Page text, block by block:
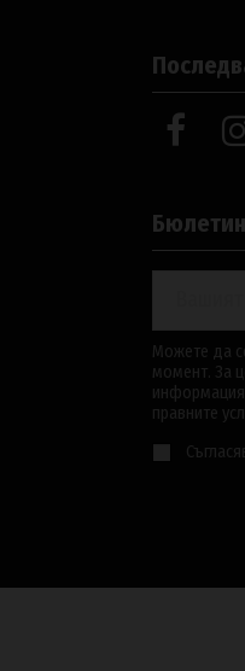
Бюлетин
Можете да
момент. За
правните